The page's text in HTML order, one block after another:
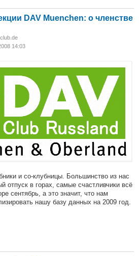
DAV Muenchen: o членстве
14:03
и со-клубницы. Большинство из нас
отпуск в горах, самые счастливчики всё
сентябрь, а это значит, что нам
нашу базу данных на 2009 год.